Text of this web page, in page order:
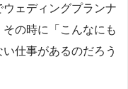
ェディングプランナ
の時に「こんなにも
仕事があるのだろう